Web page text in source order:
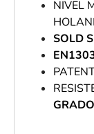
NIVEL
SOLD